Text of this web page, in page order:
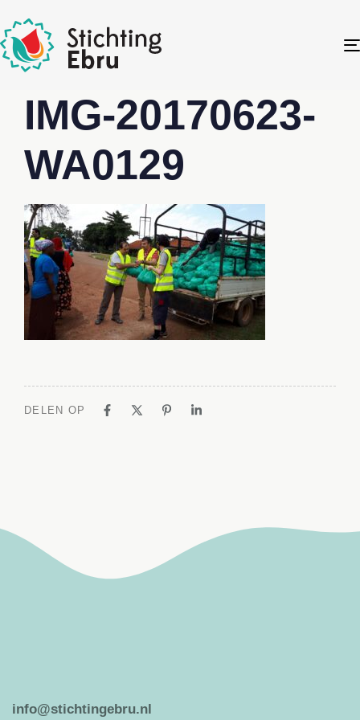
IMG-20170623-
WA0129
DELEN OP
info@stichtingebru.nl